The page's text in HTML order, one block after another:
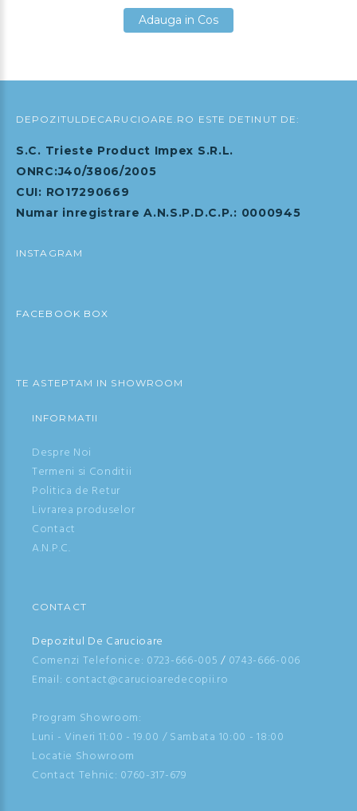
Adauga in Cos
Adauga in Cos
DEPOZITULDECARUCIOARE.RO ESTE DETINUT DE:
S.C. Trieste Product Impex S.R.L.
ONRC:J40/3806/2005
CUI: RO17290669
Numar inregistrare A.N.S.P.D.C.P.: 0000945
INSTAGRAM
FACEBOOK BOX
TE ASTEPTAM IN SHOWROOM
INFORMATII
Despre Noi
Termeni si Conditii
Politica de Retur
Livrarea produselor
Contact
A.N.P.C.
CONTACT
Depozitul De Carucioare
Comenzi Telefonice: 0723-666-005 / 0743-666-006
Email: contact@carucioaredecopii.ro
Program Showroom:
Luni - Vineri 11:00 - 19.00 / Sambata 10:00 - 18:00
Locatie Showroom
Contact Tehnic: 0760-317-679